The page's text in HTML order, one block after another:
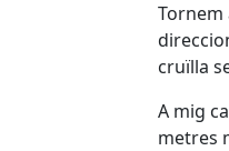
Tornem
cruïlla
A mig
metres